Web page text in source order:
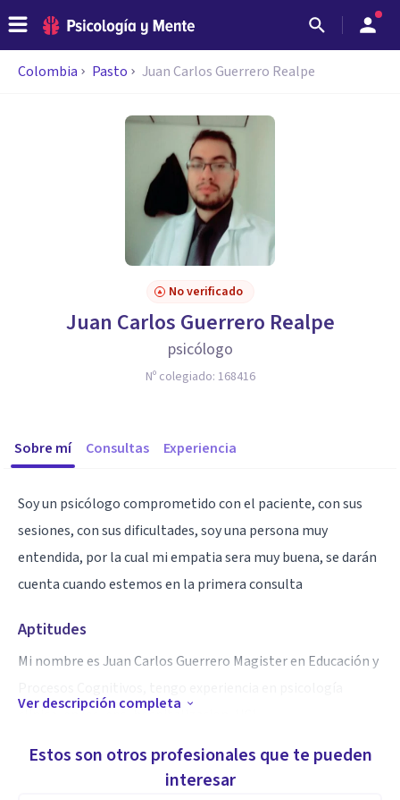
Colombia Pasto Juan Carlos Guerrero Realpe
No verificado
Juan Carlos Guerrero Realpe
psicólogo
Nº colegiado: 168416
Sobre mí Consultas Experiencia
Soy un psicólogo comprometido con el paciente, con sus
sesiones, con sus dificultades, soy una persona muy
entendida, por la cual mi empatia sera muy buena, se darán
cuenta cuando estemos en la primera consulta
Aptitudes
Mi nombre es Juan Carlos Guerrero Magister en Educación y
clínica, en ips, eps, hospitalizacion, UCI.
Ver descripción completa
Estos son otros profesionales que te pueden
interesar